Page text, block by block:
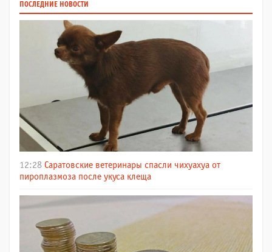
ПОСЛЕДНИЕ НОВОСТИ
12:28 Саратовские ветеринары спасли чихуахуа от
пироплазмоза после укуса клеща